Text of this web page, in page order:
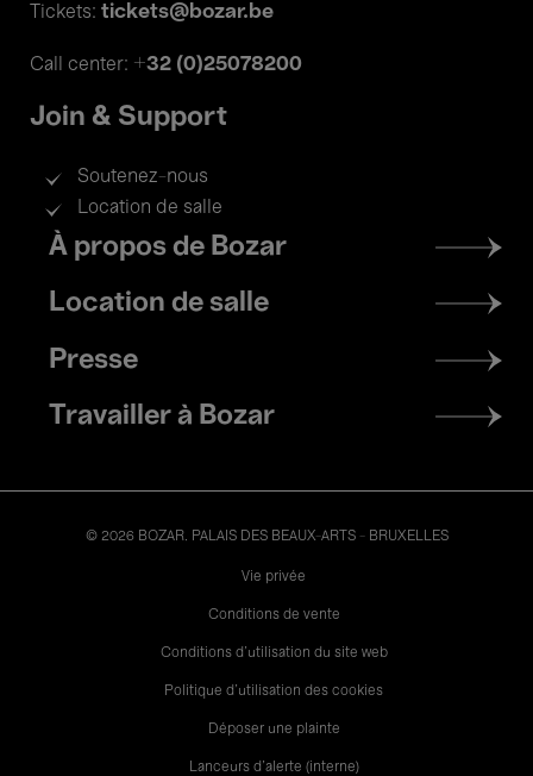
Tickets: tickets@bozar.be
Call center: +32 (0)25078200
Join & Support
Soutenez-nous
Location de salle
Footer
menu
À propos de Bozar
Location de salle
Presse
Travailler à Bozar
© 2026 BOZAR. PALAIS DES BEAUX-ARTS - BRUXELLES
Vie privée
Conditions de vente
Conditions d'utilisation du site web
Politique d'utilisation des cookies
Déposer une plainte
Lanceurs d’alerte (interne)